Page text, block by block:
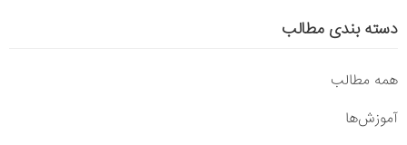
دسته بندی مطالب
همه مطالب
آموزش‌ها